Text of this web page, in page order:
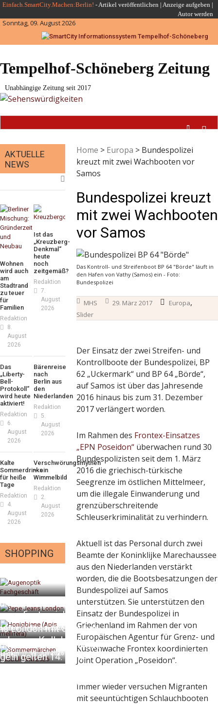
Skip
to
content
Einfach.SmartCity.Machen:Berlin! -Artikel veröffentlichen | Anzeige aufgeben |
Autor werden
Sonntag, 09. August 2026
Tempelhof-Schöneberg Zeitung
Unabhängige Zeitung seit 2017
Home > Europa > Bundespolizei
kreuzt mit zwei Wachbooten vor
Samos
Bundespolizei kreuzt
mit zwei Wachbooten
vor Samos
Das Kontroll- und Streifenboot BP 64 "Börde" läuft in
den Hafen von Vathy (Samos) ein - Foto:
Bundespolizei
MHS 29. März 2017 Europa,
Slider
Der Einsatz der zwei Streifen- und
Kontrollboote der Bundespolizei, BP
62 „Uckermark“ und BP 64 „Börde“,
auf Samos ist über das Jahresende
2016 hinaus bis zum 31. Dezember
2017 verlängert worden.
Im Rahmen des Frontex-Einsatzes
„EPN Poseidon“überwachen rund 30
Bundespolizisten seit dem 1. März
2016 die griechisch-türkische
Seegrenze im östlichen Mittelmeer,
um die illegale Einwanderung und
grenzüberschreitende
Schleuserkriminalität zu verhindern.
Aktuell ist das Personal durch zwei
Beamte der Koninklijke Marechaussee
aus den Niederlanden verstärkt
worden, die die Bootsbesatzungen der
Bundespolizei auf Samos
unterstützen. Sie unterstützen den
Einsatz der Bundespolizei in
Griechenland im Rahmen der von
Europäischen Agentur für Grenz- und
Küstenwache Frontex koordinierten
Joint Operation „Poseidon“.
Immer wieder versuchen Migranten
mit seeuntüchtigen Schlauchbooten
AKTUELLE
NEWS
Wohnen
wird auch
am
Stadtrand
zu teuer
für
Familien
Redaktion
8.
August
2026
Ist das
„Kreuzberg-
Denkmal“
heute
noch
zeitgemäß?
Redaktion
7.
August
2026
Das
„Liberty-
Bell-
Protokoll“
wird heute
aktiviert!
Redaktion
6.
August
2026
Bärenreise
nach
Berlin aus
den
Niederlanden
Redaktion
5.
August
2026
Kalte
Sommerdrinks
für heiße
Tage
Redaktion
4.
August
2026
Verschwörungsmythen
– ein
Wimmelbild
Redaktion
2.
August
2026
SHOPPING
– fit für die
23. Juli 2026
London mit Summer
neuer Kollektion
19. Juli 2026
der Honig? – Neue
gelten 14. Juni
bringt drei neue